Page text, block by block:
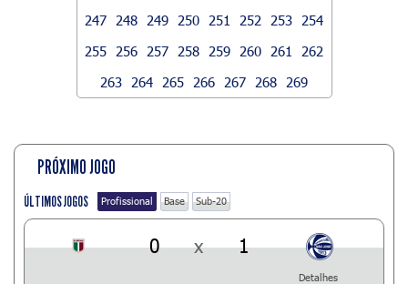
247
248 249 250 251 252 253
254
255
256 257 258 259 260 261
262
263
264 265 266 267 268 269
PRÓXIMO JOGO
ÚLTIMOS JOGOS Profissional Base Sub-20
0 x 1
Detalhes